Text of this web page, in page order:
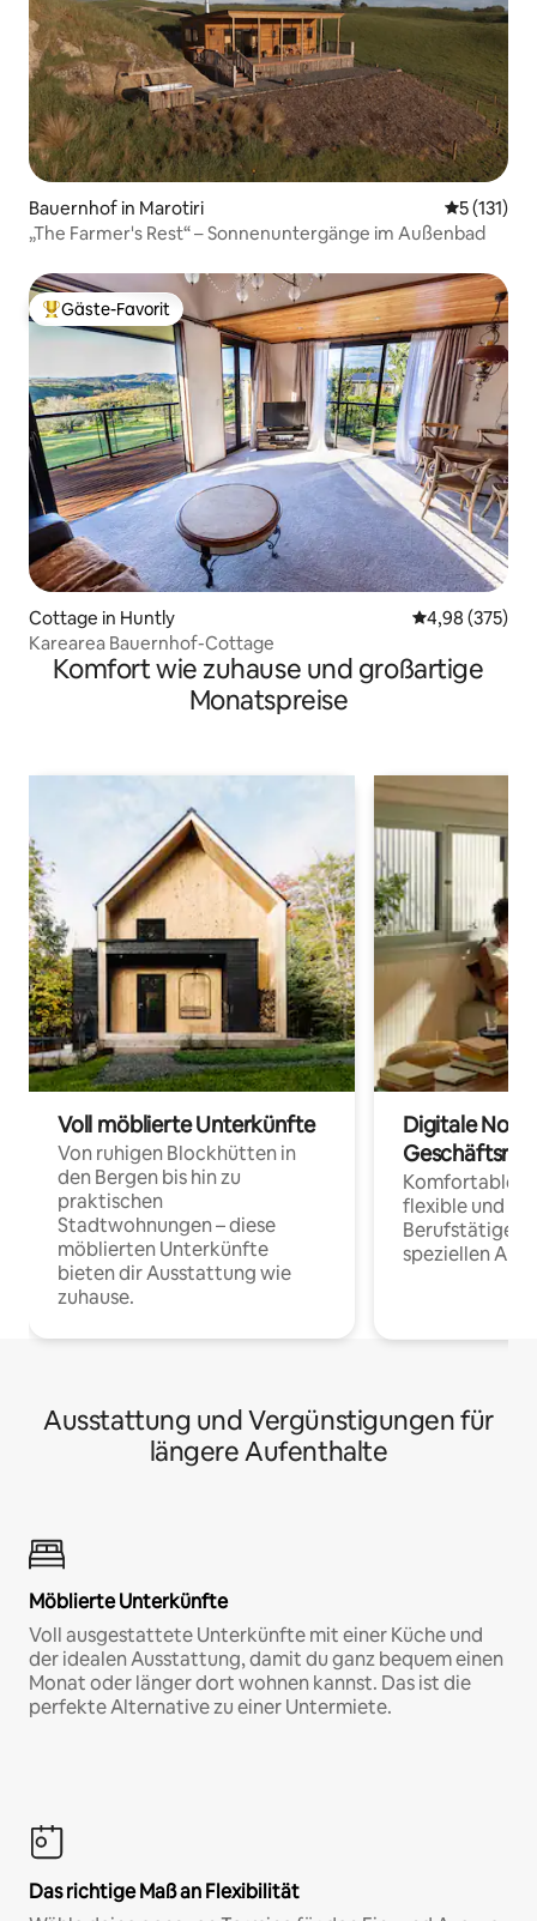
Bauernhof in Marotiri
5 (131)
„The Farmer's Rest“ – Sonnenuntergänge im Außenbad
Beliebter Gäste-Favorit.
Gäste-Favorit
Cottage in Huntly
4,98 (375)
Karearea Bauernhof-Cottage
Komfort wie zuhause und großartige
Monatspreise
Voll möblierte Unterkünfte
Von ruhigen Blockhütten in
den Bergen bis hin zu
praktischen
Stadtwohnungen – diese
möblierten Unterkünfte
bieten dir Ausstattung wie
zuhause.
Digitale
Komfortable
flexible und
Berufstätige
speziellen
Ausstattung und Vergünstigungen für
längere Aufenthalte
Möblierte Unterkünfte
Voll ausgestattete Unterkünfte mit einer Küche und
der idealen Ausstattung, damit du ganz bequem einen
Monat oder länger dort wohnen kannst. Das ist die
perfekte Alternative zu einer Untermiete.
Das richtige Maß an Flexibilität